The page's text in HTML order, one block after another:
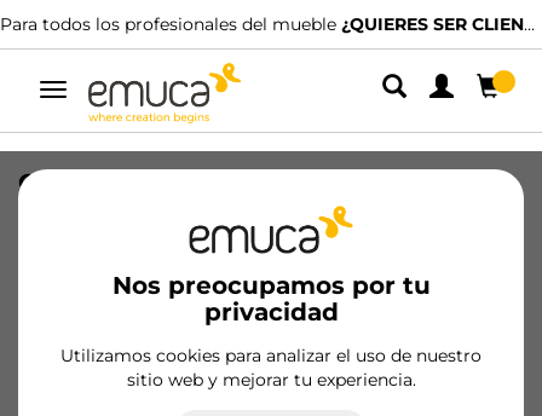
Para todos los profesionales del mueble ¿QUIERES SER CLIENTE?
Alternar
navegación
Nos preocupamos por tu
privacidad
Utilizamos cookies para analizar el uso de nuestro
sitio web y mejorar tu experiencia.
Colgador para módulos altos ocultos
Levelup 1, Derecha, Acero, Cincado
Productos esenciales
Hazte cliente